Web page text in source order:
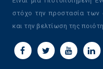
στόχο την προστασία
και την βελτίωση της